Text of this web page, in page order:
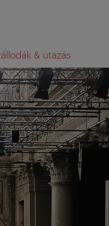
& utazás
KERESÉS